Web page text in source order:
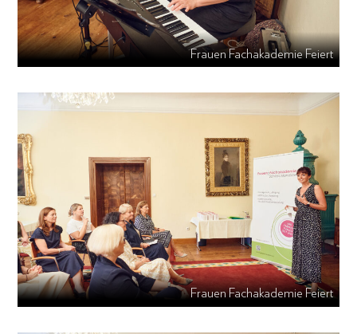
Frauen Fachakademie Feiert
Frauen Fachakademie Feiert